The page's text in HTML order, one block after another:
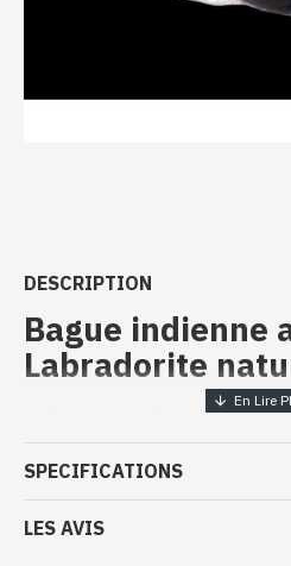
DESCRIPTION
Bague indienne
Labradorite
Bijoux indiens
argent massif et
- Bague en argent véritable 925/
- Faite à la main à Jaipur ( INDE )
SPECIFICATIONS
LES AVIS